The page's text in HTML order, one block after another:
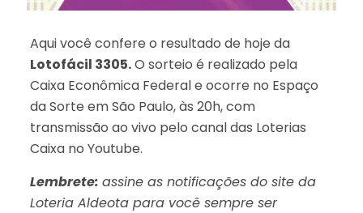
Aqui você confere o resultado de hoje da
Lotofácil 3305.O sorteio é realizado pela
Caixa Econômica Federal e ocorre no Espaço
da Sorte em São Paulo, às 20h, com
transmissão ao vivo pelo canal das Loterias
Caixa no Youtube.
Lembrete: assine as notificações do site da
Loteria Aldeota para você sempre ser